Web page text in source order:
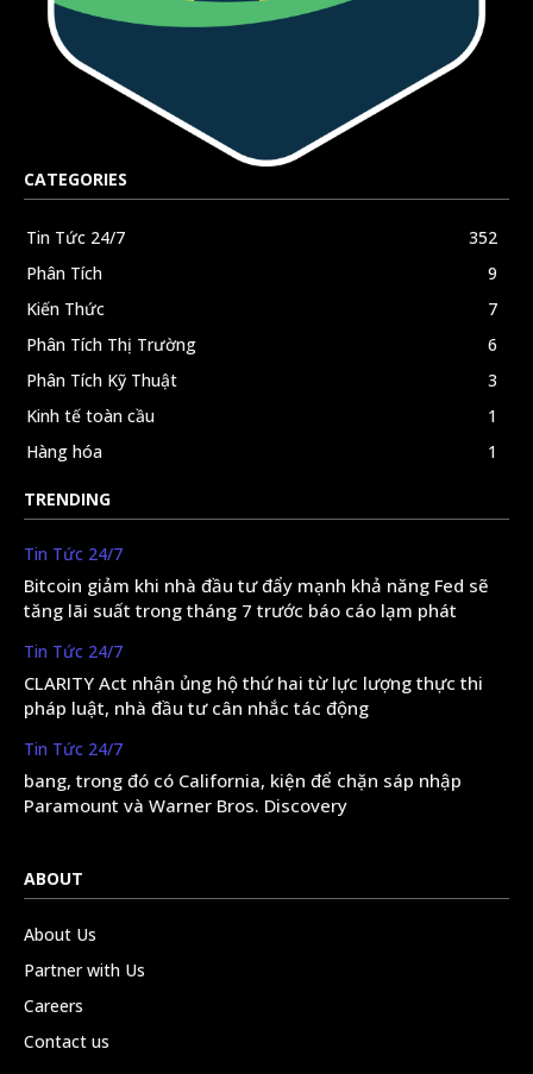
CATEGORIES
Tin Tức 24/7
352
Phân Tích
9
Kiến Thức
7
Phân Tích Thị Trường
6
Phân Tích Kỹ Thuật
3
Kinh tế toàn cầu
1
Hàng hóa
1
TRENDING
Tin Tức 24/7
Bitcoin giảm khi nhà đầu tư đẩy mạnh khả năng Fed sẽ
tăng lãi suất trong tháng 7 trước báo cáo lạm phát
Tin Tức 24/7
CLARITY Act nhận ủng hộ thứ hai từ lực lượng thực thi
pháp luật, nhà đầu tư cân nhắc tác động
Tin Tức 24/7
bang, trong đó có California, kiện để chặn sáp nhập
Paramount và Warner Bros. Discovery
ABOUT
About Us
Partner with Us
Careers
Contact us